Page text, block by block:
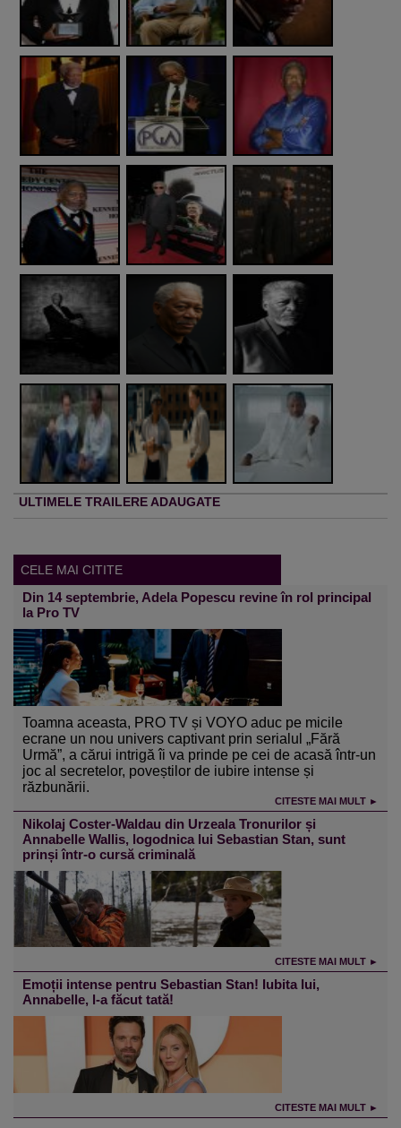
ULTIMELE TRAILERE ADAUGATE
CELE MAI CITITE
Din 14 septembrie, Adela Popescu revine în rol principal
la Pro TV
Toamna aceasta, PRO TV și VOYO aduc pe micile
ecrane un nou univers captivant prin serialul „Fără
Urmă”, a cărui intrigă îi va prinde pe cei de acasă într-un
joc al secretelor, poveștilor de iubire intense și
răzbunării.
CITESTE MAI MULT ►
Nikolaj Coster-Waldau din Urzeala Tronurilor și
Annabelle Wallis, logodnica lui Sebastian Stan, sunt
prinși într-o cursă criminală
CITESTE MAI MULT ►
Emoții intense pentru Sebastian Stan! Iubita lui,
Annabelle, l-a făcut tată!
CITESTE MAI MULT ►